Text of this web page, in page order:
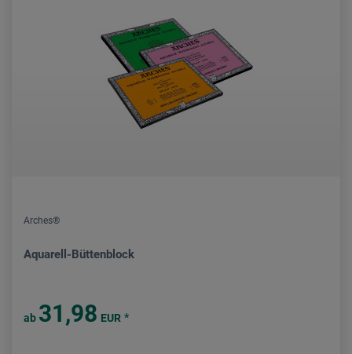
Arches®
Aquarell-Büttenblock
ab 31,98 EUR *